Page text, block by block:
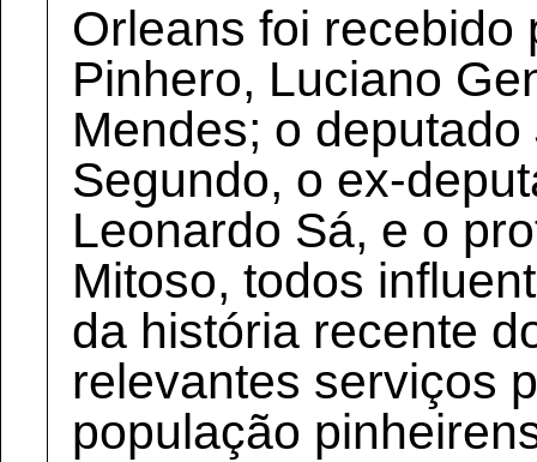
Orleans foi recebido
Pinhero, Luciano
Mendes; o
Segundo, o ex-
Leonardo Sá, e o
Mitoso, todos
da história recente
relevantes serviços
população